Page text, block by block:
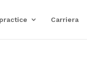
Carriera